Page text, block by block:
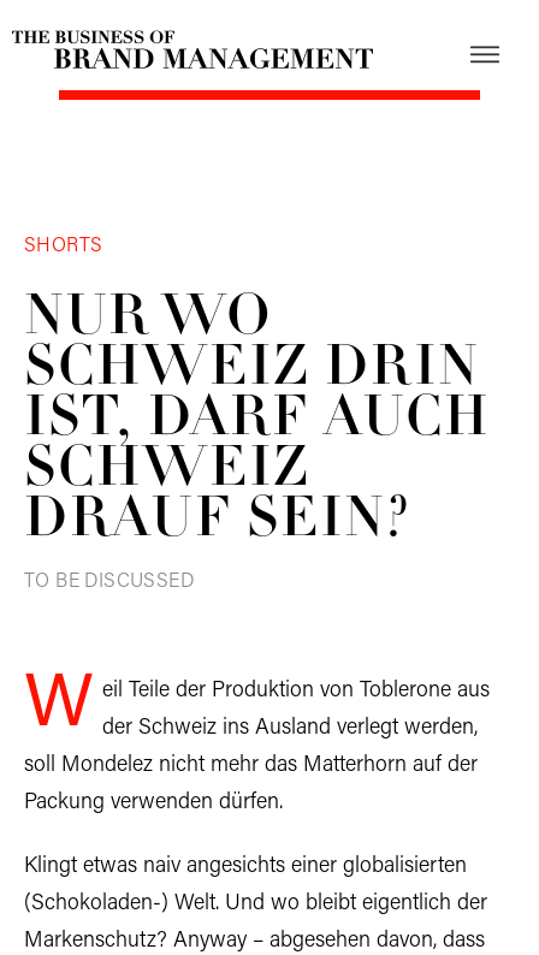
SHORTS
NUR WO
SCHWEIZ DRIN
IST, DARF AUCH
SCHWEIZ
DRAUF SEIN?
TO BE DISCUSSED
W eil Teile der Produktion von Toblerone aus
der Schweiz ins Ausland verlegt werden,
soll Mondelez nicht mehr das Matterhorn auf der
Packung verwenden dürfen.
Klingt etwas naiv angesichts einer globalisierten
(Schokoladen-) Welt. Und wo bleibt eigentlich der
Markenschutz? Anyway – abgesehen davon, dass